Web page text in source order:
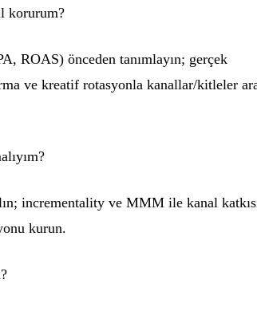
korurum?
ROAS) önceden tanımlayın; gerçek
ve kreatif rotasyonla kanallar/kitleler
incrementality ve MMM ile kanal
kurun.